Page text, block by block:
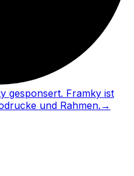
gesponsert. Framky ist
und Rahmen. →